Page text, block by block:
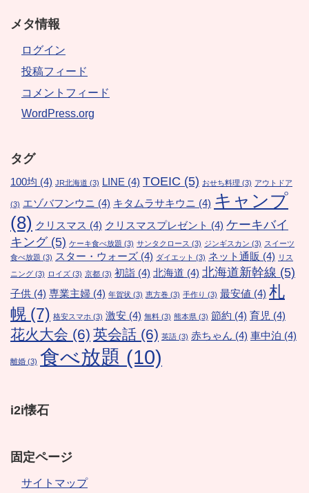
メタ情報
ログイン
投稿フィード
コメントフィード
WordPress.org
タグ
100均 (4) JR北海道 (3) LINE (4) TOEIC (5) おせち料理 (3) アウトドア
(3) エゾバフンウニ (4) キタムラサキウニ (4) キャンプ
(8) クリスマス (4) クリスマスプレゼント (4) ケーキバイ
キング(5) ケーキ食べ放題 (3) サンタクロース (3) ジンギスカン (3) スイーツ
食べ放題 (3) スター・ウォーズ (4) ダイエット (3) ネット通販 (4) リス
ニング (3) ロイズ (3) 京都 (3) 初詣 (4) 北海道 (4) 北海道新幹線 (5)
子供 (4) 専業主婦 (4) 年賀状 (3) 恵方巻 (3) 手作り (3) 最安値 (4) 札
幌 (7) 格安スマホ (3) 激安 (4) 無料 (3) 熊本県 (3) 節約 (4) 育児 (4)
花火大会 (6) 英会話 (6) 英語 (3) 赤ちゃん (4) 車中泊 (4)
離婚 (3) 食べ放題 (10)
i2i懐石
固定ページ
サイトマップ